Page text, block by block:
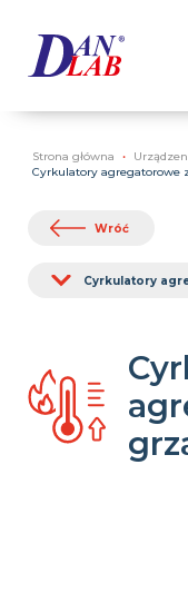
Strona główna
Cyrkulatory agregatorowe
Wróć
Cyrkulatory